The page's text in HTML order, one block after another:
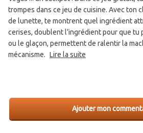
trompes dans ce jeu de cuisine. Avec ton
de lunette, te montrent quel ingrédient
cerises, doublent l’ingrédient pour que tu
ou le glaçon, permettent de ralentir la
mécanisme. Lire la suite
Ajouter mon